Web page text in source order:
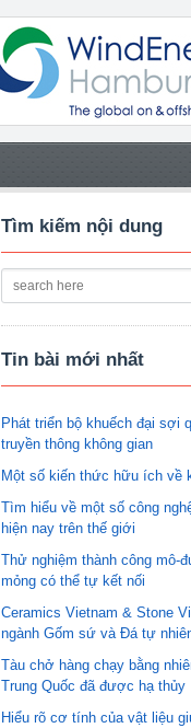
Tìm kiếm nội dung
Tin bài mới nhất
Phát triển bộ khuếch đại sợi
truyền thông không gian
Một số kiến thức hữu ích về
Tìm hiểu về một số công
hiện nay trên thế giới
Thử nghiệm thành công mô-
mỏng có thể tự kết nối
Ceramics Vietnam & Stone
ngành Gốm sứ và Đá tự
Tàu chở hàng chạy bằng
Trung Quốc đã được hạ thủy
Hiểu rõ cơ tính của vật liệu